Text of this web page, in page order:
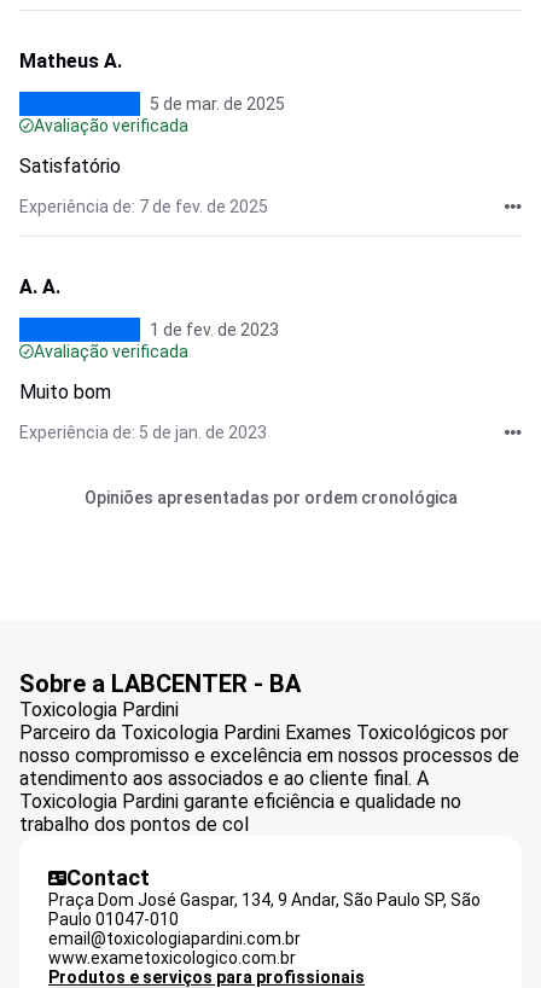
Matheus A.
5 de mar. de 2025
Avaliação verificada
Satisfatório
Experiência de: 7 de fev. de 2025
A. A.
1 de fev. de 2023
Avaliação verificada
Muito bom
Experiência de: 5 de jan. de 2023
Opiniões apresentadas por ordem cronológica
Sobre a LABCENTER - BA
Toxicologia Pardini
Parceiro da Toxicologia Pardini Exames Toxicológicos por
nosso compromisso e excelência em nossos processos de
atendimento aos associados e ao cliente final. A
Toxicologia Pardini garante eficiência e qualidade no
trabalho dos pontos de col
Contact
Praça Dom José Gaspar, 134, 9 Andar, São Paulo SP, São
Paulo 01047-010
email@toxicologiapardini.com.br
www.exametoxicologico.com.br
Produtos e serviços para profissionais